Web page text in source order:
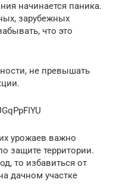
начинается паника.
зарубежных
что это
не превышать
урожаев важно
защите территории.
то избавиться от
дачном участке